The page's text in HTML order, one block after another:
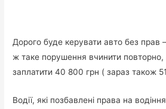
Дорого буде керувати авто без
ж таке порушення вчинити
заплатити 40 800 грн ( зараз також
Водії, які позбавлені права на